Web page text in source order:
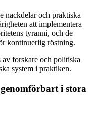
nackdelar och praktiska
att implementera
tyranni, och de
kontinuerlig röstning.
av forskare och politiska
system i praktiken.
i stora